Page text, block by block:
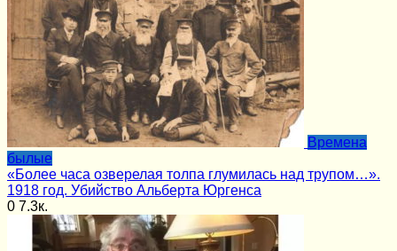
Времена
былые
«Более часа озверелая толпа глумилась над трупом…».
1918 год. Убийство Альберта Юргенса
0 7.3к.